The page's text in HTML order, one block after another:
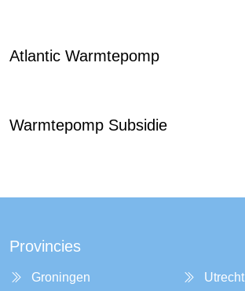
Atlantic Warmtepomp
Warmtepomp Subsidie
Provincies
Groningen
Utrecht